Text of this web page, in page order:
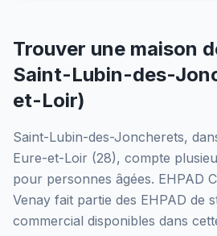
Trouver une maison
Saint-Lubin-des-
et-Loir)
Saint-Lubin-des-Joncherets,
Eure-et-Loir (28), compte
pour personnes âgées. EHPAD
Venay fait partie des EHPAD de
commercial disponibles dans